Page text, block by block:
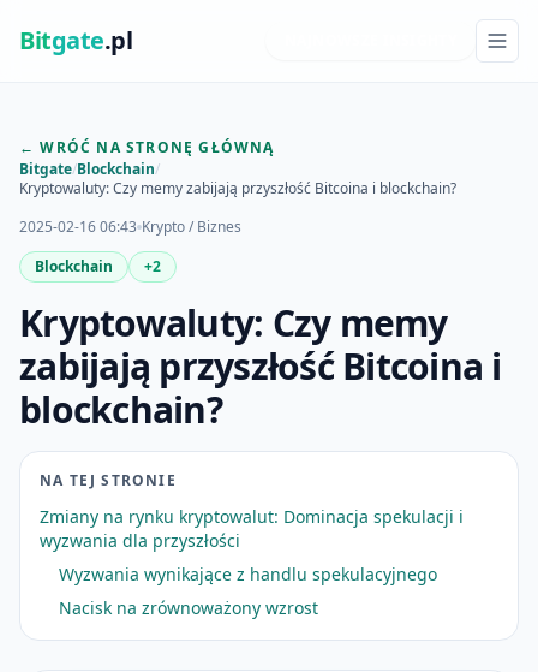
Bitgate.pl
← WRÓĆ NA STRONĘ GŁÓWNĄ
Bitgate/Blockchain/
Kryptowaluty: Czy memy zabijają przyszłość Bitcoina i blockchain?
2025-02-16 06:43 Krypto / Biznes
Blockchain
+2
Kryptowaluty: Czy memy
zabijają przyszłość Bitcoina i
blockchain?
NA TEJ STRONIE
Zmiany na rynku kryptowalut: Dominacja spekulacji i
wyzwania dla przyszłości
Wyzwania wynikające z handlu spekulacyjnego
Nacisk na zrównoważony wzrost